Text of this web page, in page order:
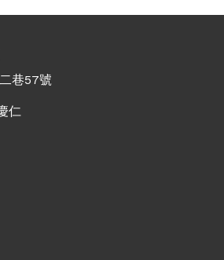
巷57號
仁